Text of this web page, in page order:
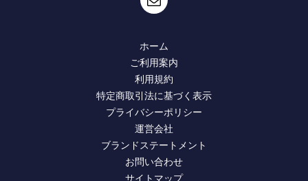
ホーム
ご利用案内
利用規約
特定商取引法に基づく表示
プライバシーポリシー
運営会社
ブランドステートメント
お問い合わせ
サイトマップ